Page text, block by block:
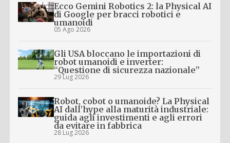
Ecco Gemini Robotics 2: la Physical AI
di Google per bracci robotici e
umanoidi
05 Ago 2026
Gli USA bloccano le importazioni di
robot umanoidi e inverter:
“Questione di sicurezza nazionale”
29 Lug 2026
Robot, cobot o umanoide? La Physical
AI dall’hype alla maturità industriale:
guida agli investimenti e agli errori
da evitare in fabbrica
28 Lug 2026